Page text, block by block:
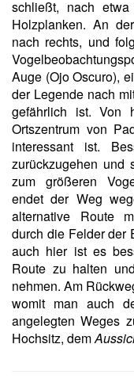
schließt, nach
Holzplanken. An
nach rechts, und
Auge (Ojo Oscuro),
der Legende nach
gefährlich ist. Von
Ortszentrum von
interessant ist.
zurückzugehen und
zum größeren
endet der Weg
alternative Route
durch die Felder der
auch hier ist es
Route zu halten
nehmen. Am
womit man auch
angelegten Weges
Hochsitz, dem